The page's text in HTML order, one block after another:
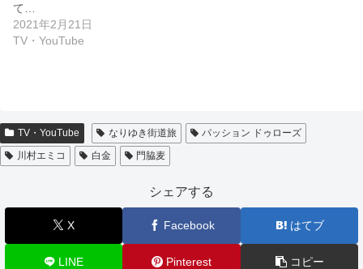
て…
2021年2月21日
TV・YouTube
TV・YouTube なりゆき街道旅
パッション ドゥローズ
川村エミコ
白金 門脇麦
シェアする
X Facebook はてブ
LINE Pinterest コピー